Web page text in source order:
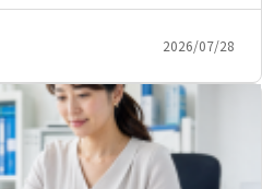
2026/07/28